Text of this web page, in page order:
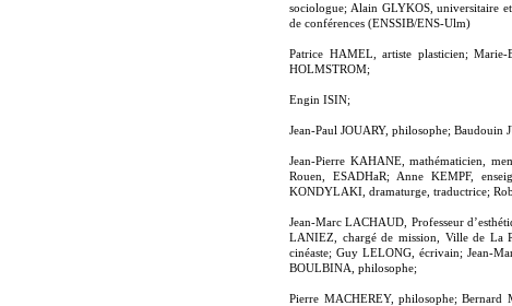
sociologue; Alain GLYKOS, universitaire
de conférences (ENSSIB/ENS-Ulm)
Patrice HAMEL, artiste plasticien;
HOLMSTROM;
Engin ISIN;
Jean-Paul JOUARY, philosophe; Baudouin
Jean-Pierre KAHANE, mathématicien,
Rouen, ESADHaR; Anne KEMPF,
KONDYLAKI, dramaturge, traductrice;
Jean-Marc LACHAUD, Professeur
LANIEZ, chargé de mission, Ville de La
cinéaste; Guy LELONG, écrivain; Jean-
BOULBINA, philosophe;
Pierre MACHEREY, philosophe;